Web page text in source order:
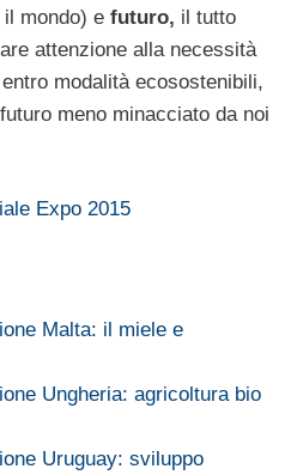
mondo) e futuro, il tutto
attenzione alla necessità
modalità ecosostenibili,
meno minacciato da noi
Expo 2015
Malta: il miele e
Ungheria: agricoltura bio
Uruguay: sviluppo